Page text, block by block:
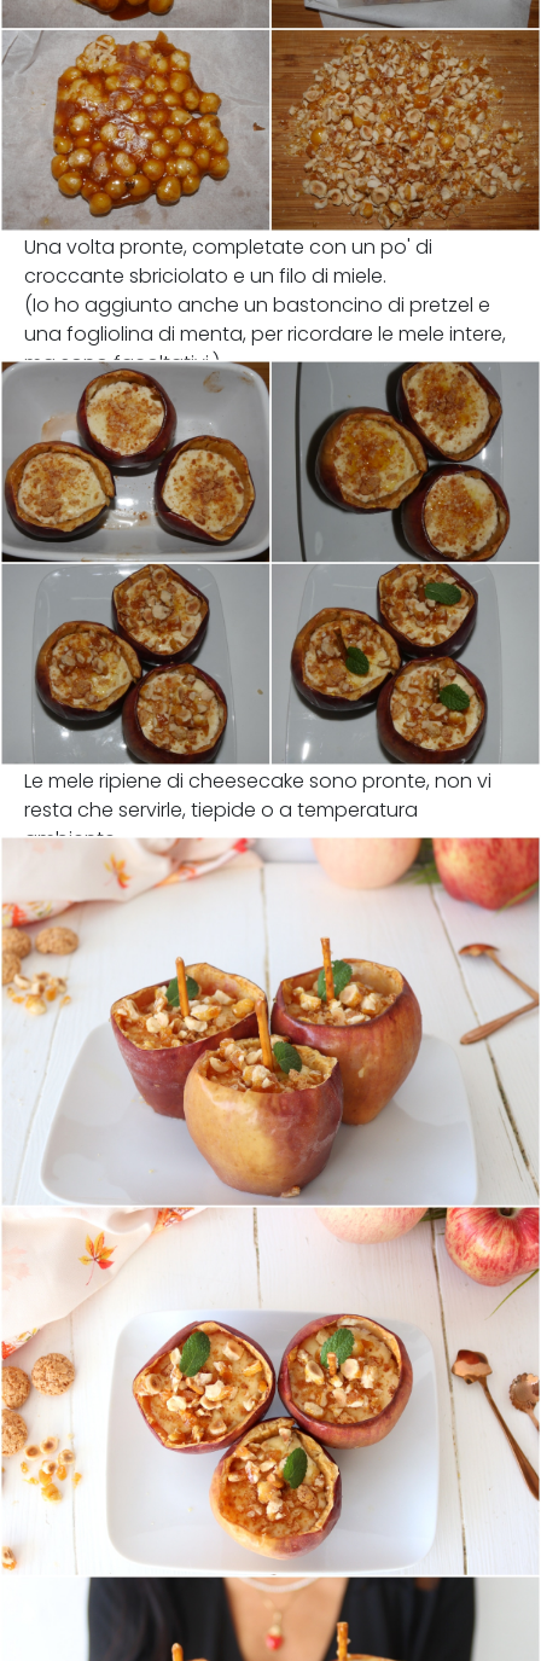
Una volta pronte, completate con un po' di
croccante sbriciolato e un filo di miele.
(Io ho aggiunto anche un bastoncino di pretzel e
una fogliolina di menta, per ricordare le mele intere,
ma sono facoltativi.)
Le mele ripiene di cheesecake sono pronte, non vi
resta che servirle, tiepide o a temperatura
ambiente.